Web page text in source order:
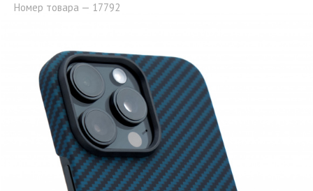
Номер товара — 17792